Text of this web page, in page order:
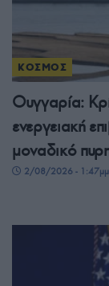
ΚΟΣΜΟΣ
Ουγγαρία:
ενεργειακή
μοναδικό
2/08/2026 - 1:47μμ